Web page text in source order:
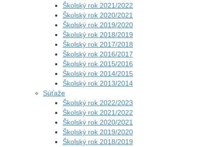
Školský rok 2021/2022
Školský rok 2020/2021
Školský rok 2019/2020
Školský rok 2018/2019
Školský rok 2017/2018
Školský rok 2016/2017
Školský rok 2015/2016
Školský rok 2014/2015
Školský rok 2013/2014
Súťaže
Školský rok 2022/2023
Školský rok 2021/2022
Školský rok 2020/2021
Školský rok 2019/2020
Školský rok 2018/2019